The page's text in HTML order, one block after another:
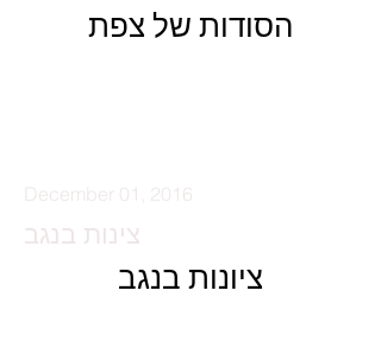
הסודות של צפת
December 01, 2016
צינות בנגב
ציונות בנגב